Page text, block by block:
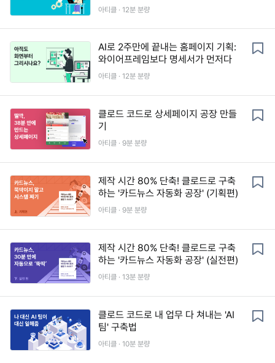
아티클 · 12분 분량
AI로 2주만에 끝내는 홈페이지 기획:
와이어프레임보다 명세서가 먼저다
아티클 · 12분 분량
클로드 코드로 상세페이지 공장 만들
기
아티클 · 9분 분량
제작 시간 80% 단축! 클로드로 구축
하는 '카드뉴스 자동화 공장' (기획편)
아티클 · 9분 분량
제작 시간 80% 단축! 클로드로 구축
하는 '카드뉴스 자동화 공장' (실전편)
아티클 · 13분 분량
클로드 코드로 내 업무 다 쳐내는 'AI
팀' 구축법
아티클 · 10분 분량